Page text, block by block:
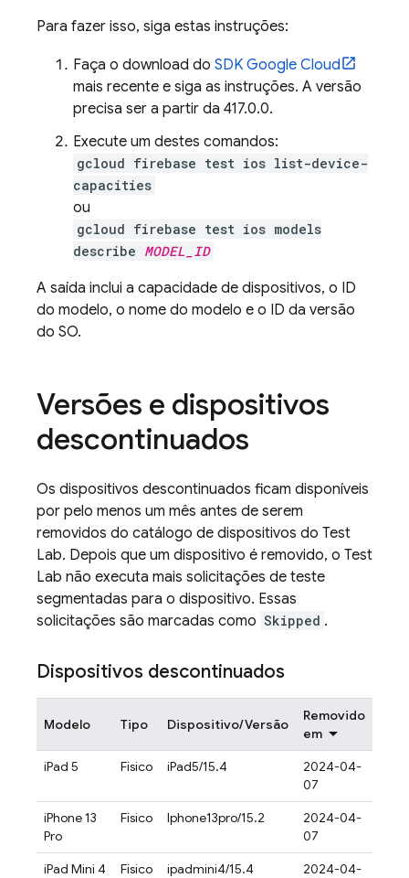
Para fazer isso, siga estas instruções:
Faça o download do SDK Google Cloud
mais recente e siga as instruções. A versão
precisa ser a partir da 417.0.0.
Execute um destes comandos:
gcloud firebase test ios list-device-
capacities
ou
gcloud firebase test ios models
describe MODEL_ID
A saída inclui a capacidade de dispositivos, o ID
do modelo, o nome do modelo e o ID da versão
do SO.
Versões e dispositivos
descontinuados
Os dispositivos descontinuados ficam disponíveis
por pelo menos um mês antes de serem
removidos do catálogo de dispositivos do Test
Lab. Depois que um dispositivo é removido, o Test
Lab não executa mais solicitações de teste
segmentadas para o dispositivo. Essas
solicitações são marcadas como Skipped .
Dispositivos descontinuados
Modelo Tipo Dispositivo/Versão
Removido
em
iPad 5
Físico iPad5/15.4
2024-04-
07
iPhone 13
Pro
Físico Iphone13pro/15.2
2024-04-
07
iPad Mini 4
Físico ipadmini4/15.4
2024-04-